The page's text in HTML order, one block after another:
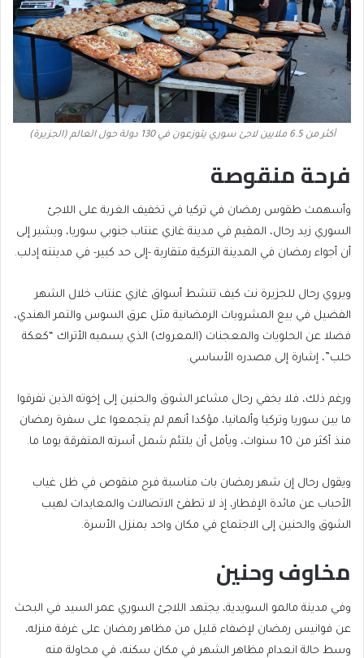
أكثر من 6.5 ملايين لاجئ سوري يتوزعون في 130 دولة حول العالم (الجزيرة)
فرحة منقوصة
وأسهمت طقوس رمضان في تركيا في تخفيف الغربة على اللاجئ
السوري زيد رحال، المقيم في مدينة غازي عنتاب جنوبي سوريا، ويشير إلى
أن أجواء رمضان في المدينة التركية متقاربة -إلى حد كبير- في مدينته إدلب.
ويروي رحال للجزيرة نت كيف تنشط أسواق غازي عنتاب خلال الشهر
الفضيل في بيع المشروبات الرمضانية مثل عرق السوس والتمر الهندي،
فضلا عن الحلويات والمعجنات (المعروك) الذي يسميه الأتراك “كعكة
حلب”، إشارة إلى مصدره الأساسي.
ورغم ذلك، فلا يخفي رحال مشاعر الشوق والحنين إلى إخوته الذين تفرقوا
ما بين سوريا وتركيا وألمانيا، مؤكدا أنهم لم يتجمعوا على سفرة رمضان
منذ أكثر من 10 سنوات، ويأمل أن يلتئم شمل أسرته المتفرقة يوما ما.
ويقول رحال إن شهر رمضان بات مناسبة فرح منقوص في ظل غياب
الأحباب عن مائدة الإفطار، إذ لا تطفئ الاتصالات والمعايدات لهيب
الشوق والحنين إلى الاجتماع في مكان واحد بمنزل الأسرة.
مخاوف وحنين
وفي مدينة مالمو السويدية، يجتهد اللاجئ السوري عمر السيد في البحث
عن فوانيس رمضان لإضفاء قليل من مظاهر رمضان على غرفة منزله،
وسط حالة انعدام مظاهر الشهر في مكان سكنه، في محاولة منه